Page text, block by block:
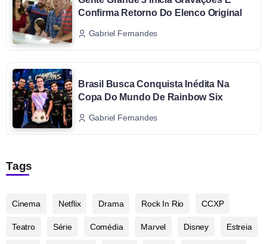
Confirma Retorno Do Elenco Original
Gabriel Fernandes
Brasil Busca Conquista Inédita Na
Copa Do Mundo De Rainbow Six
Gabriel Fernandes
Tags
Cinema Netflix Drama Rock In Rio CCXP
Teatro Série Comédia Marvel Disney Estreia